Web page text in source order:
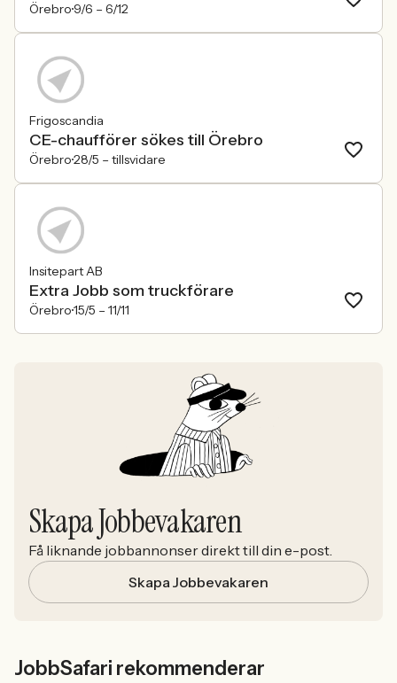
Örebro 9/6 – 6/12
Frigoscandia
CE-chaufförer sökes till Örebro
Örebro28/5 – tillsvidare
Insitepart AB
Extra Jobb som truckförare
Örebro15/5 – 11/11
Skapa Jobbevakaren
Få liknande jobbannonser direkt till din e-post.
Skapa Jobbevakaren
JobbSafari rekommenderar